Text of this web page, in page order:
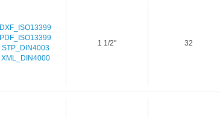
DXF_ISO13399
PDF_ISO13399
STP_DIN4003
XML_DIN4000
1 1/2" 32